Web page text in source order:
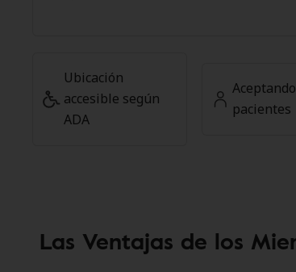
Ubicación
accesible según
ADA
pacientes
Las Ventajas de los